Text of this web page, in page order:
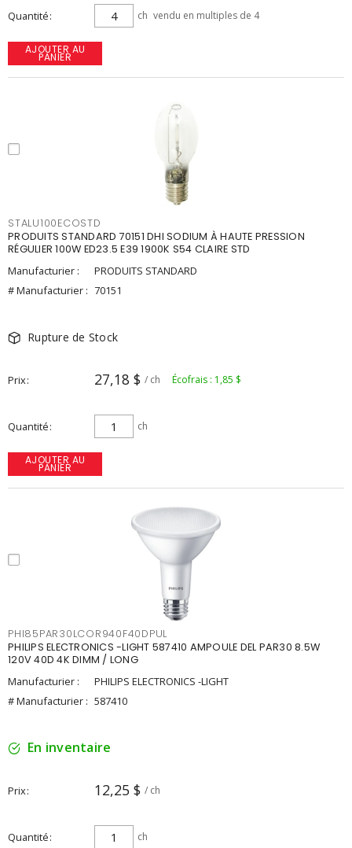
Quantité ch vendu en multiples de 4
AJOUTER AU
PANIER
STALU100ECOSTD
PRODUITS STANDARD 70151 DHI SODIUM À HAUTE PRESSION
RÉGULIER 100W ED23.5 E39 1900K S54 CLAIRE STD
Manufacturier :
PRODUITS STANDARD
# Manufacturier : 70151
Rupture de Stock
Prix 27,18 $ / ch Écofrais : 1,85 $
Quantité ch
AJOUTER AU
PANIER
PHI85PAR30LCOR940F40DPUL
PHILIPS ELECTRONICS -LIGHT 587410 AMPOULE DEL PAR30 8.5W
120V 40D 4K DIMM / LONG
Manufacturier :
PHILIPS ELECTRONICS -LIGHT
# Manufacturier : 587410
En inventaire
Prix 12,25 $ / ch
Quantité ch